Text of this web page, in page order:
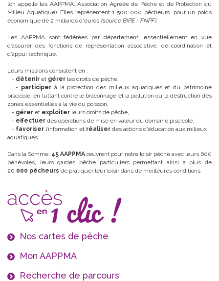
l’on appelle les AAPPMA, Association Agréée de Pêche et de Protection du
Milieu Aquatique). Elles représentent 1 500 000 pêcheurs. pour un poids
économique de 2 milliards d'euros (source BIPE - FNPF).
Les AAPPMA sont fédérées par département, essentiellement en vue
d’assurer des fonctions de représentation associative, de coordination et
d’appui technique.
Leurs missions consistent en :
- détenir et gérer les droits de pêche,
- participer à la protection des milieux aquatiques et du patrimoine
piscicole, en luttant contre le braconnage et la pollution ou la destruction des
zones essentielles à la vie du poisson,
- gérer et exploiter leurs droits de pêche,
- effectuer des opérations de mise en valeur du domaine piscicole,
- favoriser l’information et réaliser des actions d’éducation aux milieux
aquatiques.
Dans la Somme, 45 AAPPMA œuvrent pour notre loisir pêche avec leurs 600
bénévoles, leurs gardes pêche particuliers permettant ainsi à plus de
20 000 pêcheurs de pratiquer leur loisir dans de meilleures conditions.
Nos cartes de pêche
Mon AAPPMA
Recherche de parcours